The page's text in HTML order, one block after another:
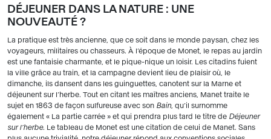
DÉJEUNER DANS LA NATURE : UNE
NOUVEAUTÉ ?
La pratique est très ancienne, que ce soit dans le monde paysan, chez les
voyageurs, militaires ou chasseurs. À l’époque de Monet, le repas au jardin
est une fantaisie charmante, et le pique-nique un loisir. Les citadins fuient
la ville grâce au train, et la campagne devient lieu de plaisir où, le
dimanche, ils dansent dans les guinguettes, canotent sur la Marne et
déjeunent sur l’herbe. Tout en citant les maîtres anciens, Manet traite le
sujet en 1863 de façon sulfureuse avec son Bain , qu’il surnomme
également « La partie carrée » et qui prendra plus tard le titre de Déjeuner
sur l’herbe. Le tableau de Monet est une citation de celui de Manet. Sans